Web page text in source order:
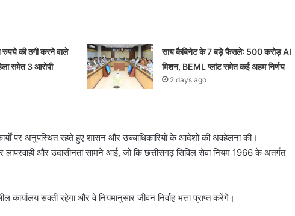
की ठगी करने वाले
समेत 3 आरोपी
साय कैबिनेट के 7 बड़े फैसले: 500 करोड़ AI
मिशन, BEML प्लांट समेत कई अहम निर्णय
2 days ago
पर अनुपस्थित रहते हुए शासन और उच्चाधिकारियों के आदेशों की अवहेलना की।
लापरवाही और उदासीनता सामने आई, जो कि छत्तीसगढ़ सिविल सेवा नियम 1966 के अंतर्गत
सक्ती रहेगा और वे नियमानुसार जीवन निर्वाह भत्ता प्राप्त करेंगे।